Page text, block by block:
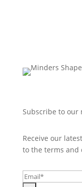
Subscribe to our
Receive our
to the terms and